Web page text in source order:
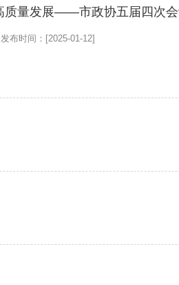
发布时间：[2025-01-12]